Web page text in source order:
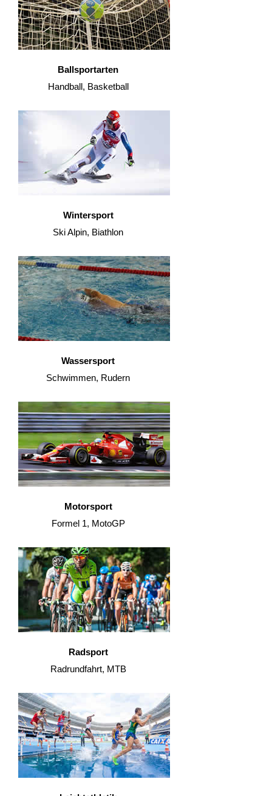
Ballsportarten
Handball, Basketball
Wintersport
Ski Alpin, Biathlon
Wassersport
Schwimmen, Rudern
Motorsport
Formel 1, MotoGP
Radsport
Radrundfahrt, MTB